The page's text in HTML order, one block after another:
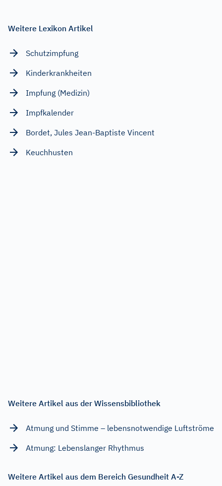
Weitere Lexikon Artikel
Schutzimpfung
Kinderkrankheiten
Impfung (Medizin)
Impfkalender
Bordet, Jules Jean-Baptiste Vincent
Keuchhusten
Weitere Artikel aus der Wissensbibliothek
Atmung und Stimme – lebensnotwendige Luftströme
Atmung: Lebenslanger Rhythmus
Weitere Artikel aus dem Bereich Gesundheit A-Z